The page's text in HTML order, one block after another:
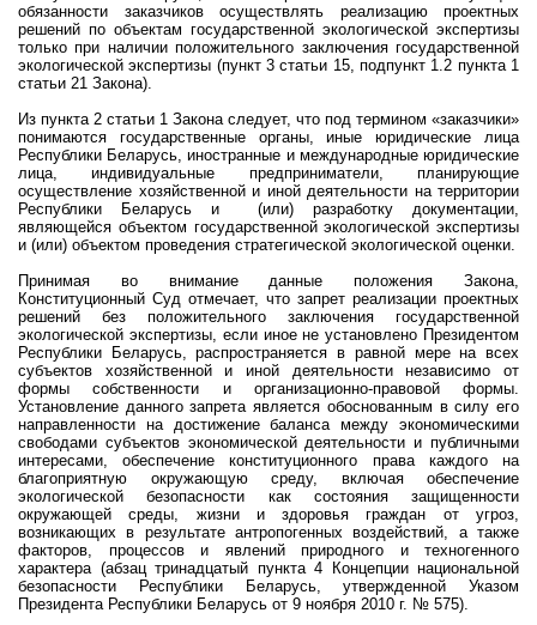
обязанности заказчиков осуществлять реализацию проектных
решений по объектам государственной экологической экспертизы
только при наличии положительного заключения государственной
экологической экспертизы (пункт 3 статьи 15, подпункт 1.2 пункта 1
статьи 21 Закона).
Из пункта 2 статьи 1 Закона следует, что под термином «заказчики»
понимаются государственные органы, иные юридические лица
Республики Беларусь, иностранные и международные юридические
лица, индивидуальные предприниматели, планирующие
осуществление хозяйственной и иной деятельности на территории
Республики Беларусь и (или) разработку документации,
являющейся объектом государственной экологической экспертизы
и (или) объектом проведения стратегической экологической оценки.
Принимая во внимание данные положения Закона,
Конституционный Суд отмечает, что запрет реализации проектных
решений без положительного заключения государственной
экологической экспертизы, если иное не установлено Президентом
Республики Беларусь, распространяется в равной мере на всех
субъектов хозяйственной и иной деятельности независимо от
формы собственности и организационно-правовой формы.
Установление данного запрета является обоснованным в силу его
направленности на достижение баланса между экономическими
свободами субъектов экономической деятельности и публичными
интересами, обеспечение конституционного права каждого на
благоприятную окружающую среду, включая обеспечение
экологической безопасности как состояния защищенности
окружающей среды, жизни и здоровья граждан от угроз,
возникающих в результате антропогенных воздействий, а также
факторов, процессов и явлений природного и техногенного
характера (абзац тринадцатый пункта 4 Концепции национальной
безопасности Республики Беларусь, утвержденной Указом
Президента Республики Беларусь от 9 ноября 2010 г. № 575).